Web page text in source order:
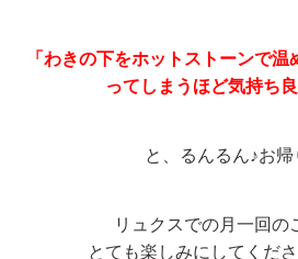
「わきの下をホットストーンで
ってしまうほど気持ち
と、るんるん♪お帰
リュクスでの月一回の
とても楽しみにしてくだ